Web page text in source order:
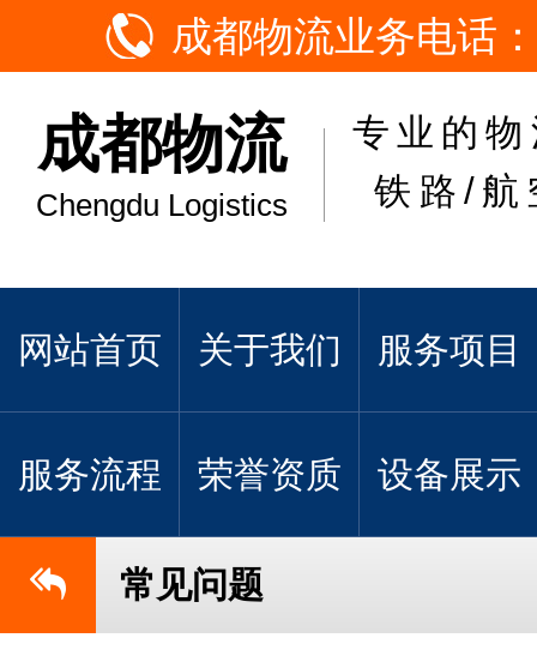
成都物流业务电话
成都物流
Chengdu Logistics
专业的
铁路/航
网站首页 关于我们 服务项目
服务流程 荣誉资质 设备展示
常见问题